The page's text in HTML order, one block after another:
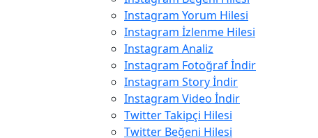
Instagram Yorum Hilesi
Instagram İzlenme Hilesi
Instagram Analiz
Instagram Fotoğraf İndir
Instagram Story İndir
Instagram Video İndir
Twitter Takipçi Hilesi
Twitter Beğeni Hilesi